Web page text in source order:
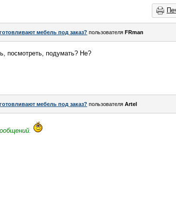
мебель под заказ? пользователя FRman
посмотреть, подумать? Не?
мебель под заказ? пользователя Artel